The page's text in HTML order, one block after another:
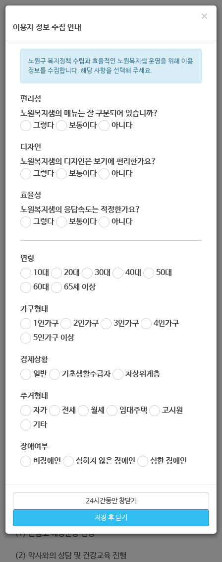
주간 인기검색어
한눈으로 보는 복지 정보
×
이용자 정보 수집 안내
노원구 복지정책 수립과 효율적인 노원복지샘 운영을 위해 이용
정보를 수집합니다. 해당 사항을 선택해 주세요.
편리성
노원복지샘의 메뉴는 잘 구분되어 있습니까?
그렇다
보통이다 아니다
디자인
노원복지샘의 디자인은 보기에 편리한가요?
그렇다
보통이다 아니다
효율성
노원복지샘의 응답속도는 적정한가요?
그렇다
보통이다 아니다
연령
10대
20대 30대 40대
50대
60대
65세 이상
가구형태
1인가구
2인가구 3인가구
4인가구
5인가구 이상
경제상황
일반
기초생활수급자 차상위계층
주거형태
자가
전세 월세 임대주택
고시원
기타
장애여부
비장애인
심하지 않은 장애인 심한 장애인
24시간동안 창닫기
저장 후 닫기
[건강이 보약이다 : 만성질환어
르신 건강관리사업]
지원대상
1.지원대상: 만성질환을 가지고 있는 65세 이상 어르신
3.선정기준
(1) 건강관리가 필요한 어르신
(2) 프로그램 참여 의지 및 지속 참여가 가능한 어르신
1.어르신 건강증진을 위한 프로그램 운영
(1) 근감소 예방운동 진행
(2) 약사와의 상담 및 건강교육 진행